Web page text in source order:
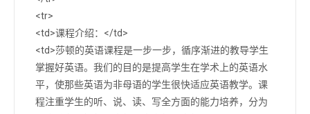
<tr>
<td>课程介绍：</td>
<td>莎顿的英语课程是一步一步，循序渐进的教导学生
掌握好英语。我们的目的是提高学生在学术上的英语水
平，使那些英语为非母语的学生很快适应英语教学。课
程注重学生的听、说、读、写全方面的能力培养，分为